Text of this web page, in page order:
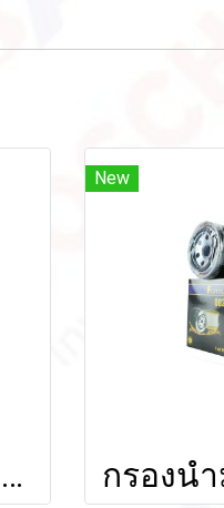
กรองน้ำมันเชื้อเพลิง FOR FORD RANGER 1998-2011/ MAZDA BT50 2006-2010/CX-5 2013-2016/TOYOTA TIGER 2001-2004/MIGHTY-X 1991-1997 (2.8L)
New